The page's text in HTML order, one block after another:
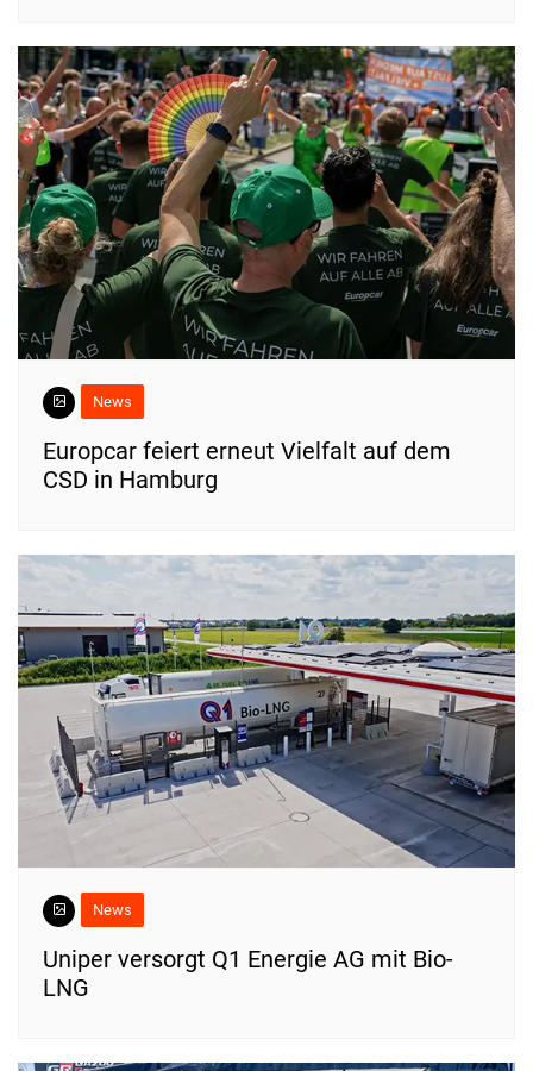
News
Europcar feiert erneut Vielfalt auf dem
CSD in Hamburg
News
Uniper versorgt Q1 Energie AG mit Bio-
LNG